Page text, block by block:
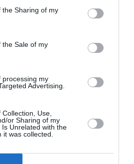
the Sharing of my
the Sale of my
processing my
Advertising.
Use,
or Sharing of my
Unrelated with the
was collected.
min
tout-Airbus et d’autres tout-
le A220 comme étant aussi un
Series).
22 février 2019 - 19 h 07